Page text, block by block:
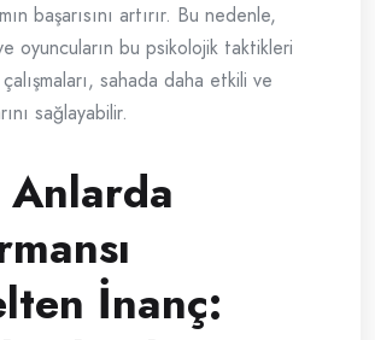
başarısını artırır. Bu nedenle,
oyuncuların bu psikolojik taktikleri
sahada daha etkili ve
sağlayabilir.
İnanç: